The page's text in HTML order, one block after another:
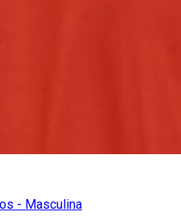
- Masculina